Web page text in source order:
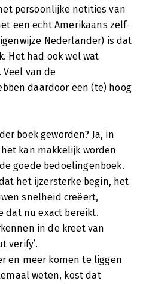
persoonlijke notities van
een echt Amerikaans zelf-
Nederlander) is dat
Het had ook wel wat
van de
daardoor een (te) hoog
boek geworden? Ja, in
kan makkelijk worden
goede bedoelingenboek.
het ijzersterke begin, het
snelheid creëert,
dat nu exact bereikt.
in de kreet van
verify’.
en meer komen te liggen
weten, kost dat